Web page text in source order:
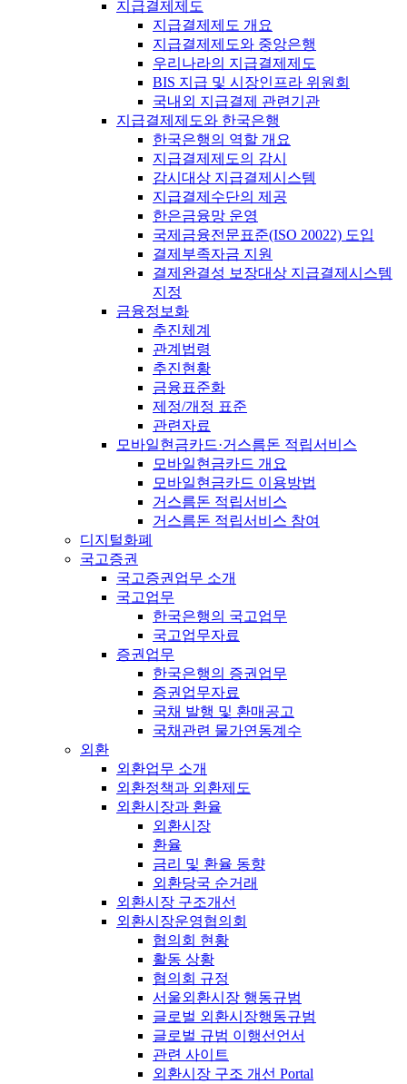
지급결제제도
지급결제제도 개요
지급결제제도와 중앙은행
우리나라의 지급결제제도
BIS 지급 및 시장인프라 위원회
국내외 지급결제 관련기관
지급결제제도와 한국은행
한국은행의 역할 개요
지급결제제도의 감시
감시대상 지급결제시스템
지급결제수단의 제공
한은금융망 운영
국제금융전문표준(ISO 20022) 도입
결제부족자금 지원
결제완결성 보장대상 지급결제시스템
지정
금융정보화
추진체계
관계법령
추진현황
금융표준화
제정/개정 표준
관련자료
모바일현금카드·거스름돈 적립서비스
모바일현금카드 개요
모바일현금카드 이용방법
거스름돈 적립서비스
거스름돈 적립서비스 참여
디지털화폐
국고증권
국고증권업무 소개
국고업무
한국은행의 국고업무
국고업무자료
증권업무
한국은행의 증권업무
증권업무자료
국채 발행 및 환매공고
국채관련 물가연동계수
외환
외환업무 소개
외환정책과 외환제도
외환시장과 환율
외환시장
환율
금리 및 환율 동향
외환당국 순거래
외환시장 구조개선
외환시장운영협의회
협의회 현황
활동 상황
협의회 규정
서울외환시장 행동규범
글로벌 외환시장행동규범
글로벌 규범 이행선언서
관련 사이트
외환시장 구조 개선 Portal